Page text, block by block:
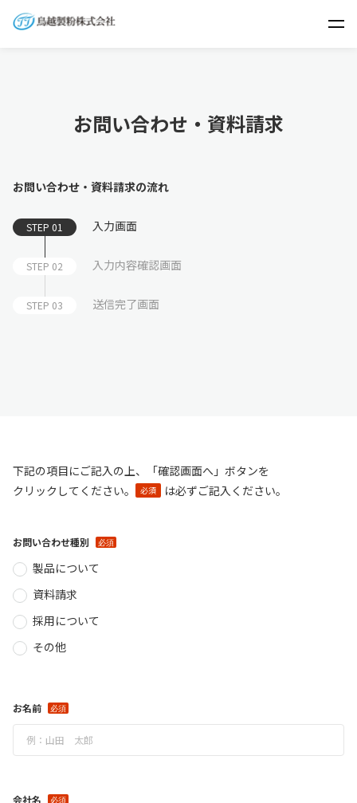
お問い合わせ・資料請求
お問い合わせ・資料請求の流れ
STEP 01 入力画面
STEP 02 入力内容確認画面
STEP 03 送信完了画面
下記の項目にご記入の上、「確認画面へ」ボタンを
クリックしてください。
必須 は必ずご記入ください。
お問い合わせ種別
製品について
資料請求
採用について
その他
お名前
会社名